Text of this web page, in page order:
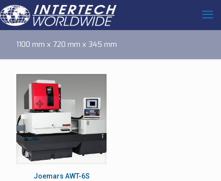
1100 mm x 720 mm x 345 mm
Joemars AWT-6S